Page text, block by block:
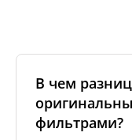
В чем
фильтрами?